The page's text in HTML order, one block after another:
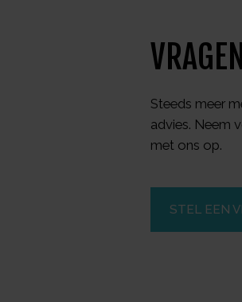
Steeds meer
advies. Neem
met ons op.
STEL EEN